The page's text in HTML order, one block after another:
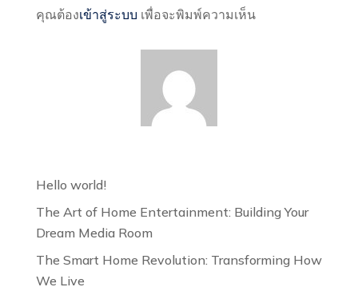
คุณต้องเข้าสู่ระบบ เพื่อจะพิมพ์ความเห็น
Hello world!
The Art of Home Entertainment: Building Your
Dream Media Room
The Smart Home Revolution: Transforming How
We Live